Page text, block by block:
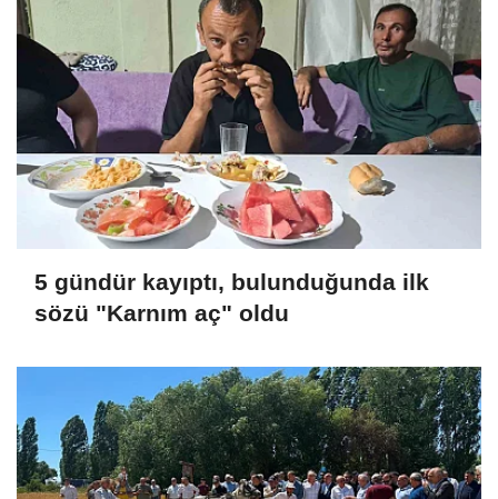
5 gündür kayıptı, bulunduğunda ilk
sözü "Karnım aç" oldu